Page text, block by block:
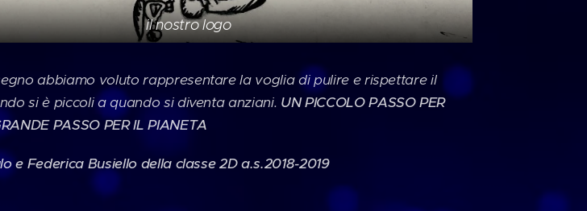
il nostro logo
abbiamo voluto rappresentare la voglia di pulire e rispettare il
si è piccoli a quando si diventa anziani. UN PICCOLO PASSO PER
PASSO PER IL PIANETA
e Federica Busiello della classe 2D a.s.2018-2019